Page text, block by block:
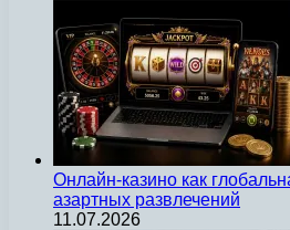
Онлайн-казино как
азартных развлечений
11.07.2026